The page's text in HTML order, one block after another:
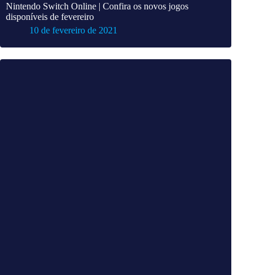
Nintendo Switch Online | Confira os novos jogos
disponíveis de fevereiro
10 de fevereiro de 2021